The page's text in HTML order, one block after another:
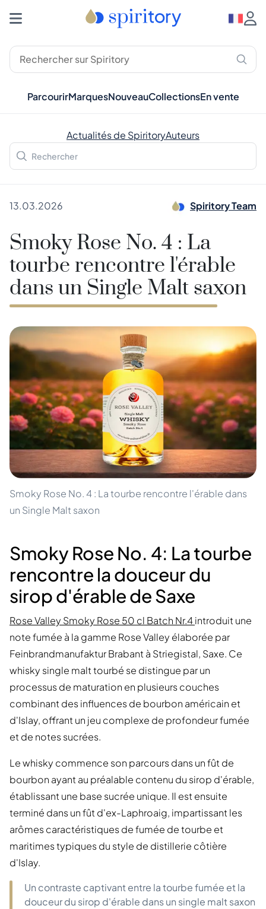
ParcourirMarquesNouveauCollectionsEn vente
Actualités de SpiritoryAuteurs
13.03.2026 Spiritory Team
Smoky Rose No. 4 : La
tourbe rencontre l'érable
dans un Single Malt saxon
Smoky Rose No. 4 : La tourbe rencontre l'érable dans
un Single Malt saxon
Smoky Rose No. 4: La tourbe
rencontre la douceur du
sirop d'érable de Saxe
Rose Valley Smoky Rose 50 cl Batch Nr.4introduit une
note fumée à la gamme Rose Valley élaborée par
Feinbrandmanufaktur Brabant à Striegistal, Saxe. Ce
whisky single malt tourbé se distingue par un
processus de maturation en plusieurs couches
combinant des influences de bourbon américain et
d'Islay, offrant un jeu complexe de profondeur fumée
et de notes sucrées.
Le whisky commence son parcours dans un fût de
bourbon ayant au préalable contenu du sirop d'érable,
établissant une base sucrée unique. Il est ensuite
terminé dans un fût d'ex-Laphroaig, impartissant les
arômes caractéristiques de fumée de tourbe et
maritimes typiques du style de distillerie côtière
d'Islay.
Un contraste captivant entre la tourbe fumée et la
douceur du sirop d'érable dans un single malt saxon